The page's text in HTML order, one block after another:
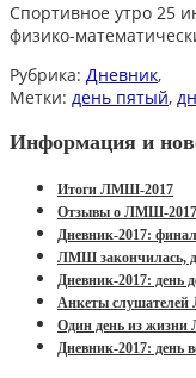
Спортивное утро 25
физико-
Рубрика: Дневник,
Метки: день пятый,
Информация и
Итоги ЛМШ-2017
Отзывы о ЛМШ-2017
Дневник-2017: финал
ЛМШ закончилась,
Дневник-2017: день
Анкеты
Один день из
Дневник-2017: день